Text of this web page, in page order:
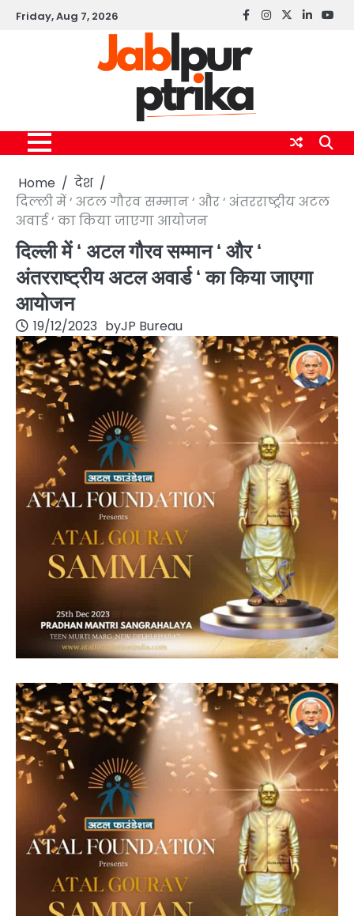
SkipFriday, Aug 7, 2026 Facebook
instagram
twitterlinkedin
Home
देश
दिल्ली में ‘ अटल गौरव सम्मान ‘ और ‘ अंतरराष्ट्रीय अटल
अवार्ड ‘ का किया जाएगा आयोजन
दिल्ली में ‘ अटल गौरव सम्मान ‘ और ‘
अंतरराष्ट्रीय अटल अवार्ड ‘ का किया जाएगा
आयोजन
19/12/2023 byJP Bureau